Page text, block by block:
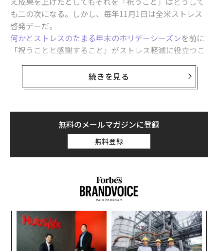
関連記事
グーグルに学ぶ、勤勉な人ほど生産性が低いワケ
「休み不足」とは思わない日本人 世界で2番目のワーカホリックか
注意散漫を防ぐ4つの方法
「最低限の仕事しかしない月曜日」は燃え尽き症候群を緩和するか
タグ： 脳/脳科学 働き方 生産性
advertisement
も二の次になる。しかし、毎年11月1日は全米ストレス
啓発デーだ。
何かとストレスのたまる年末のホリデーシーズンを前に
「祝うことと感謝すること」がストレス軽減に役立つこ
とを思い出すにはぴったりの時期だ。
現代社会は、ひたすら上を目指して努力しなければなら
そうになる。そのせいで、熱心に働く自分をきちんと評
価しようという気になかなかなれない。しかし、自分が
成し遂げた成果を認め、感謝を表現すると、ストレスが
ぐっと軽くなり、公私ともに生活が大きく向上する。そ
う理解することは非常に重要だ。
上がり続ける成功のハードル
何かを達成しても、素直にそれを祝えない場合がある。
それはなぜかというと、私たちには「成功への期待値を
ひたすら上げ続ける傾向」があるからだ。1つのゴール
を達成すると、すぐに次のゴールを設定する。そのた
め、ひと息ついて、自分がどれほど進歩したのかを評価
続きを見る
無料のメールマガジンに登録
無料登録